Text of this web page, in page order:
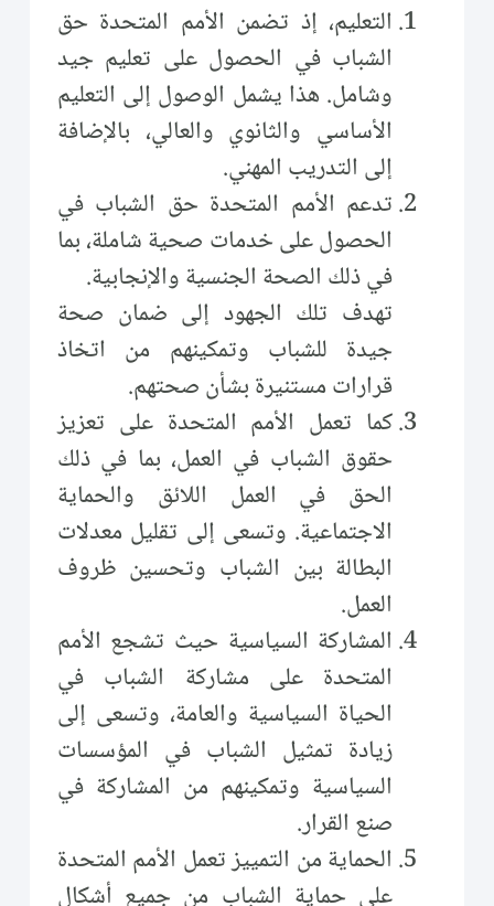
التعليم، إذ تضمن الأمم المتحدة حق
الشباب في الحصول على تعليم جيد
وشامل. هذا يشمل الوصول إلى التعليم
الأساسي والثانوي والعالي، بالإضافة
إلى التدريب المهني.
تدعم الأمم المتحدة حق الشباب في
الحصول على خدمات صحية شاملة، بما
في ذلك الصحة الجنسية والإنجابية.
تهدف تلك الجهود إلى ضمان صحة
جيدة للشباب وتمكينهم من اتخاذ
قرارات مستنيرة بشأن صحتهم.
كما تعمل الأمم المتحدة على تعزيز
حقوق الشباب في العمل، بما في ذلك
الحق في العمل اللائق والحماية
الاجتماعية. وتسعى إلى تقليل معدلات
البطالة بين الشباب وتحسين ظروف
العمل.
المشاركة السياسية حيث تشجع الأمم
المتحدة على مشاركة الشباب في
الحياة السياسية والعامة، وتسعى إلى
زيادة تمثيل الشباب في المؤسسات
السياسية وتمكينهم من المشاركة في
صنع القرار.
الحماية من التمييز تعمل الأمم المتحدة
على حماية الشباب من جميع أشكال